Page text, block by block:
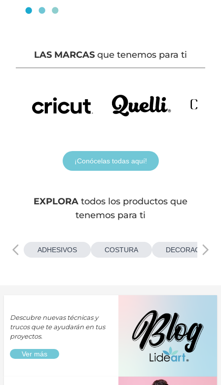
LAS MARCAS que tenemos para ti
¡Conócelas todas aquí!
EXPLORA todos los productos que
tenemos para ti
ADHESIVOS COSTURA
Descubre nuevas técnicas y
trucos que te ayudarán en tus
proyectos.
Ver más